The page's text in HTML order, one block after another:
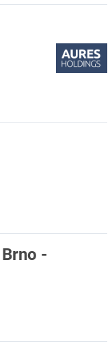
-